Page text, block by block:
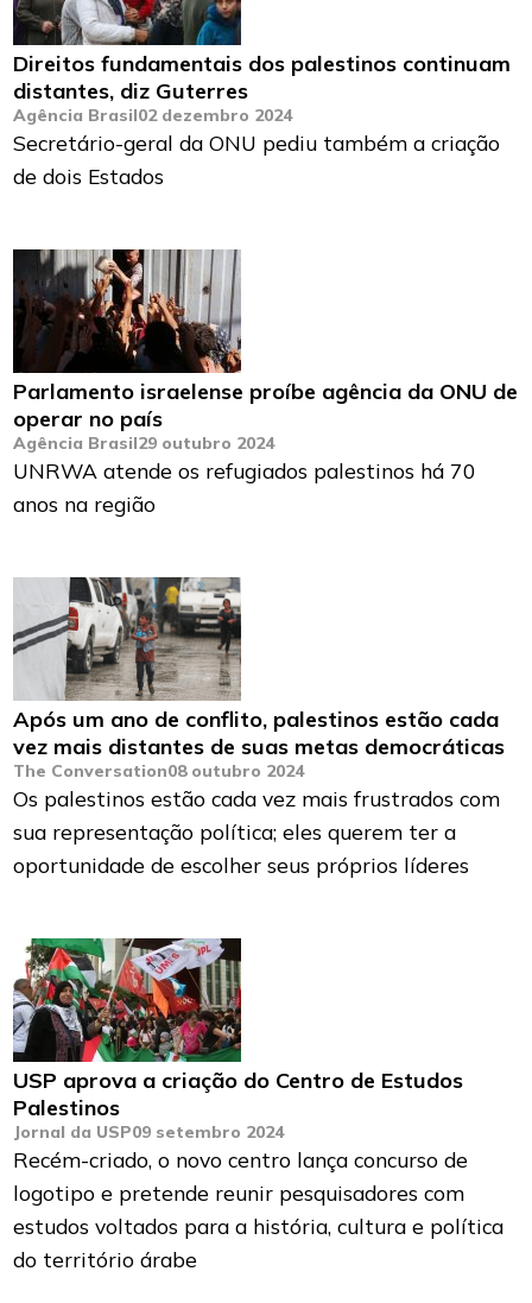
Direitos fundamentais dos palestinos continuam
distantes, diz Guterres
Agência Brasil02 dezembro 2024
Secretário-geral da ONU pediu também a criação
de dois Estados
Parlamento israelense proíbe agência da ONU de
operar no país
Agência Brasil29 outubro 2024
UNRWA atende os refugiados palestinos há 70
anos na região
Após um ano de conflito, palestinos estão cada
vez mais distantes de suas metas democráticas
The Conversation08 outubro 2024
Os palestinos estão cada vez mais frustrados com
sua representação política; eles querem ter a
oportunidade de escolher seus próprios líderes
USP aprova a criação do Centro de Estudos
Palestinos
Jornal da USP09 setembro 2024
Recém-criado, o novo centro lança concurso de
logotipo e pretende reunir pesquisadores com
estudos voltados para a história, cultura e política
do território árabe